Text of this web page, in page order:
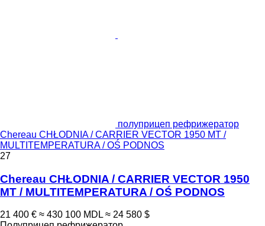
полуприцеп рефрижератор
Chereau CHŁODNIA / CARRIER VECTOR 1950 MT /
MULTITEMPERATURA / OŚ PODNOS
27
Chereau CHŁODNIA / CARRIER VECTOR 1950
MT / MULTITEMPERATURA / OŚ PODNOS
21 400 € ≈ 430 100 MDL ≈ 24 580 $